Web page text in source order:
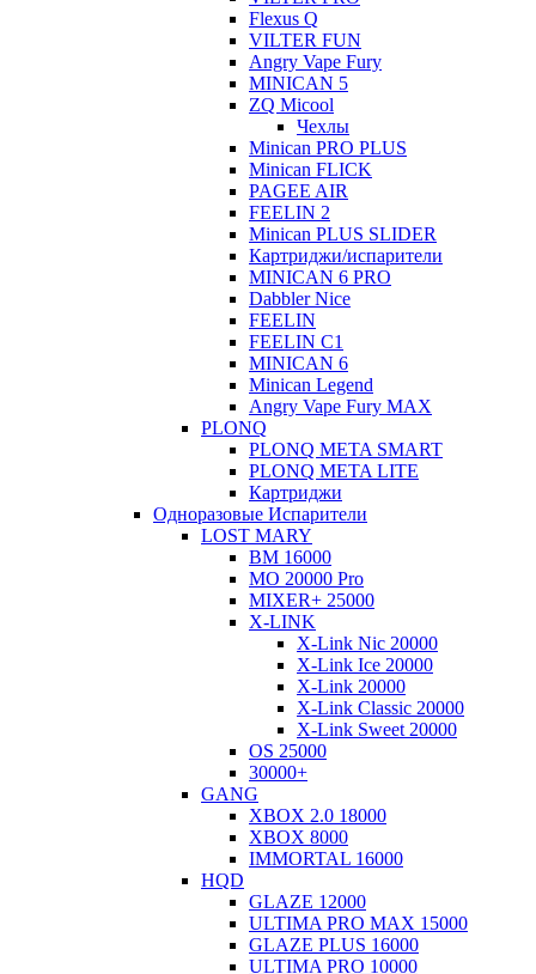
Flexus Q
VILTER FUN
Angry Vape Fury
MINICAN 5
ZQ Micool
Чехлы
Minican PRO PLUS
Minican FLICK
PAGEE AIR
FEELIN 2
Minican PLUS SLIDER
Картриджи/испарители
MINICAN 6 PRO
Dabbler Nice
FEELIN
FEELIN C1
MINICAN 6
Minican Legend
Angry Vape Fury MAX
PLONQ
PLONQ META SMART
PLONQ META LITE
Картриджи
Одноразовые Испарители
LOST MARY
BM 16000
MO 20000 Pro
MIXER+ 25000
X-LINK
X-Link Nic 20000
X-Link Ice 20000
X-Link 20000
X-Link Classic 20000
X-Link Sweet 20000
OS 25000
30000+
GANG
XBOX 2.0 18000
XBOX 8000
IMMORTAL 16000
HQD
GLAZE 12000
ULTIMA PRO MAX 15000
GLAZE PLUS 16000
ULTIMA PRO 10000